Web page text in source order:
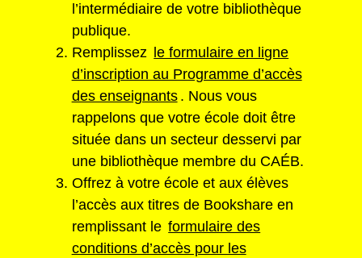
l’intermédiaire de votre bibliothèque
publique.
Remplissez le formulaire en ligne
d’inscription au Programme d’accès
des enseignants . Nous vous
rappelons que votre école doit être
située dans un secteur desservi par
une bibliothèque membre du CAÉB.
Offrez à votre école et aux élèves
l’accès aux titres de Bookshare en
remplissant le formulaire des
conditions d’accès pour les